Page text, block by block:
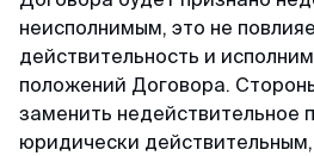
неисполнимым, это не
действительность и
положений Договора.
заменить недействительное
юридически